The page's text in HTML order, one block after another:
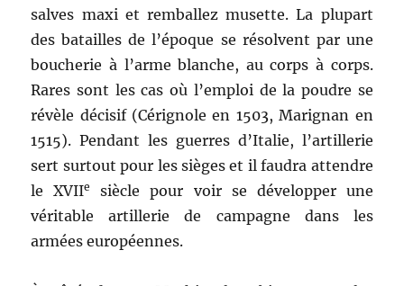
salves maxi et remballez musette. La plupart
des batailles de l’époque se résolvent par une
boucherie à l’arme blanche, au corps à corps.
Rares sont les cas où l’emploi de la poudre se
révèle décisif (Cérignole en 1503, Marignan en
1515). Pendant les guerres d’Italie, l’artillerie
sert surtout pour les sièges et il faudra attendre
le XVIIe
siècle pour voir se développer une
véritable artillerie de campagne dans les
armées européennes.